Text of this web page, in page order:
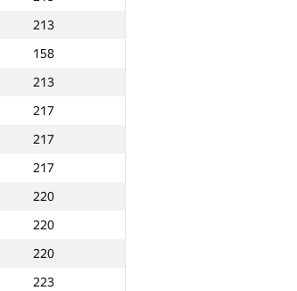
213
158
213
217
217
217
220
220
220
223
Мин. место